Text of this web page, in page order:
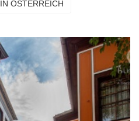
ÖSTERREICH
Erste
und Plovdiv